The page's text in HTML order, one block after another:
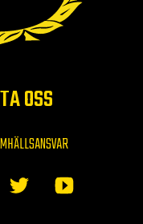
OSS